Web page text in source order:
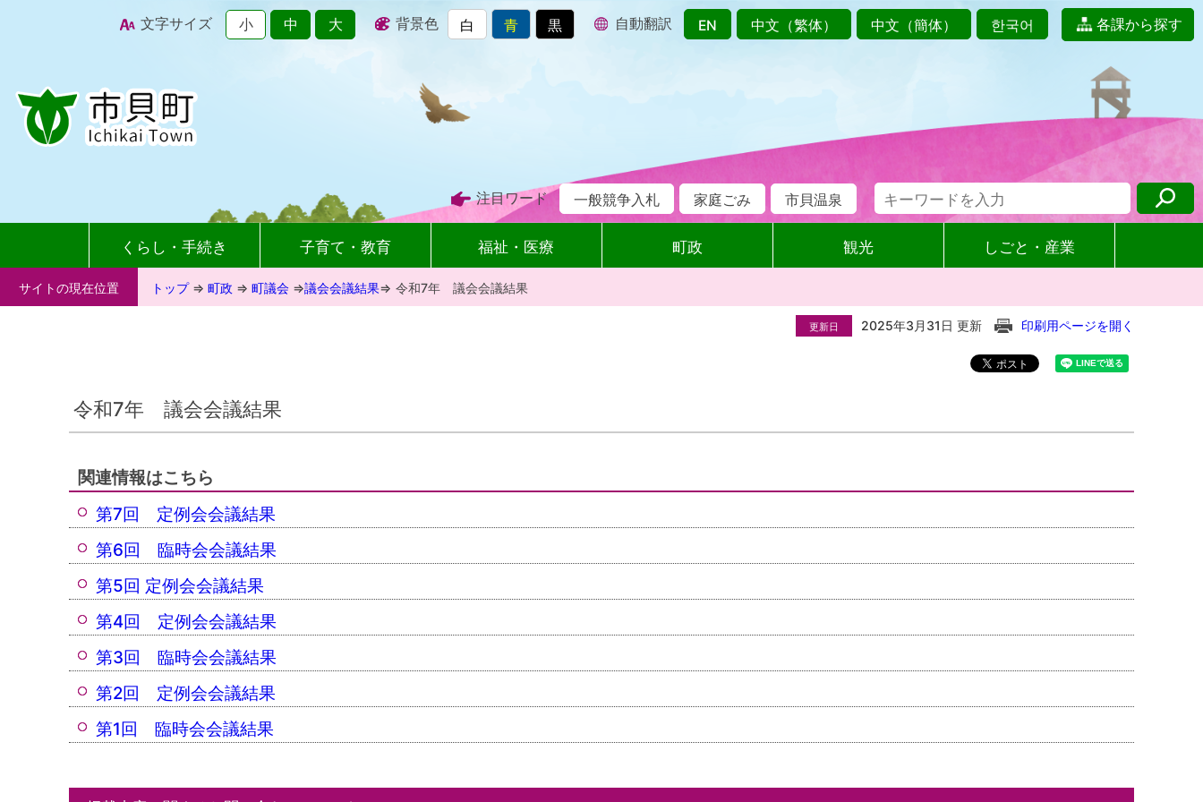
文字サイズ 小 中 大 背景色 白 青 黒 自動翻訳 EN 中文（繁体） 中文（簡体） 한국어 各課から探す
注目ワード 一般競争入札 家庭ごみ 市貝温泉
くらし・手続き 子育て・教育 福祉・医療 町政 観光 しごと・産業
サイトの現在位置 トップ⇒ 町政 ⇒ 町議会 ⇒議会会議結果⇒ 令和7年 議会会議結果
更新日 2025年3月31日 更新 印刷用ページを開く
令和7年 議会会議結果
関連情報はこちら
第7回 定例会会議結果
第6回 臨時会会議結果
第5回 定例会会議結果
第4回 定例会会議結果
第3回 臨時会会議結果
第2回 定例会会議結果
第1回 臨時会会議結果